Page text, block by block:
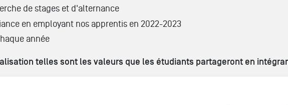
de stages et d'alternance
en employant nos apprentis en 2022-2023
année
telles sont les valeurs que les étudiants partageront en